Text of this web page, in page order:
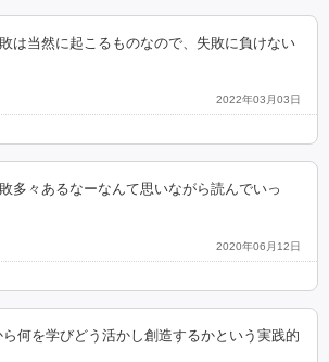
は当然に起こるものなので、失敗に負けない
2022年03月03日
多々あるなーなんて思いながら読んでいっ
2020年06月12日
何を学びどう活かし創造するかという実践的